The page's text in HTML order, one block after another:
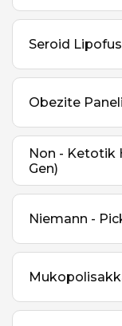
Seroid
Obezite
Non - Ketotik
Gen)
Niemann -